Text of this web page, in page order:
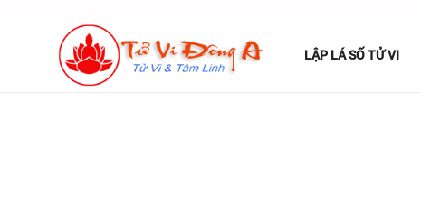
LẬP LÁ SỐ TỬ VI